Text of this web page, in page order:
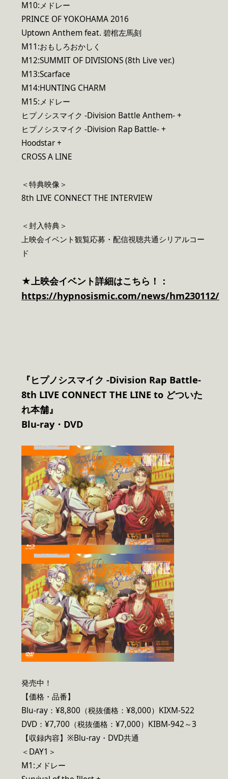
M10:メドレー
PRINCE OF YOKOHAMA 2016
Uptown Anthem feat. 碧棺左馬刻
M11:おもしろおかしく
M12:SUMMIT OF DIVISIONS (8th Live ver.)
M13:Scarface
M14:HUNTING CHARM
M15:メドレー
ヒプノシスマイク -Division Battle Anthem- +
ヒプノシスマイク -Division Rap Battle- +
Hoodstar +
CROSS A LINE
＜特典映像＞
8th LIVE CONNECT THE INTERVIEW
＜封入特典＞
上映会イベント観覧応募・配信視聴共通シリアルコー
ド
★上映会イベント詳細はこちら！：
https://hypnosismic.com/news/hm230112/
『ヒプノシスマイク -Division Rap Battle-
8th LIVE CONNECT THE LINE to どついた
れ本舗』
Blu-ray・DVD
発売中！
【価格・品番】
Blu-ray：¥8,800（税抜価格：¥8,000）KIXM-522
DVD：¥7,700（税抜価格：¥7,000）KIBM-942～3
【収録内容】※Blu-ray・DVD共通
＜DAY1＞
M1:メドレー